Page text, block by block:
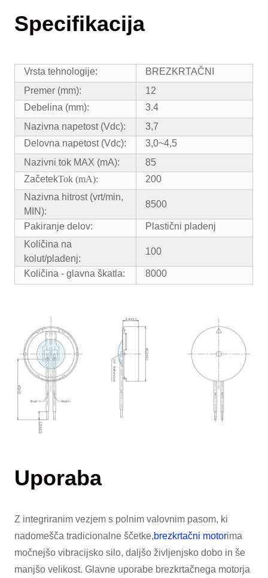
Specifikacija
Vrsta tehnologije:
BREZKRTAČNI
Premer (mm):
12
Debelina (mm):
3.4
Nazivna napetost (Vdc):
3,7
Delovna napetost (Vdc):
3,0~4,5
Nazivni tok MAX (mA):
85
ZačetekTok (mA):
200
Nazivna hitrost (vrt/min,
MIN):
8500
Pakiranje delov:
Plastični pladenj
Količina na
kolut/pladenj:
100
Količina - glavna škatla: 8000
Uporaba
Z integriranim vezjem s polnim valovnim pasom, ki
nadomešča tradicionalne ščetke,brezkrtačni motorima
močnejšo vibracijsko silo, daljšo življenjsko dobo in še
manjšo velikost. Glavne uporabe brezkrtačnega motorja